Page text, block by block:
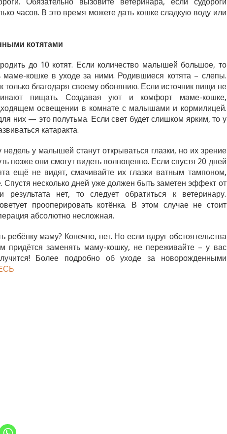
часов. В это время можете дать кошке сладкую воду или
котятами
до 10 котят. Если количество малышей большое, то
маме-кошке в уходе за ними. Родившиеся котята – слепы.
только благодаря своему обонянию. Если источник пищи не
пищать. Создавая уют и комфорт маме-кошке,
освещении в комнате с малышами и кормилицей.
них — это полутьма. Если свет будет слишком ярким, то у
катаракта.
у малышей станут открываться глазки, но их зрение
позже они смогут видеть полноценно. Если спустя 20 дней
ещё не видят, смачивайте их глазки ватным тампоном,
Спустя несколько дней уже должен быть заметен эффект от
результата нет, то следует обратиться к ветеринару.
прооперировать котёнка. В этом случае не стоит
абсолютно несложная.
ребёнку маму? Конечно, нет. Но если вдруг обстоятельства
придётся заменять маму-кошку, не переживайте – у вас
Более подробно об уходе за новорожденными